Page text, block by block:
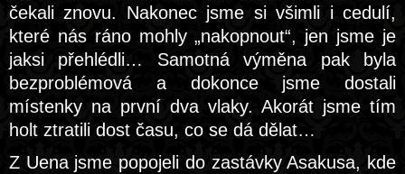
čekali znovu. Nakonec jsme si všimli i cedulí,
které nás ráno mohly „nakopnout“, jen jsme je
jaksi přehlédli… Samotná výměna pak byla
bezproblémová a dokonce jsme dostali
místenky na první dva vlaky. Akorát jsme tím
holt ztratili dost času, co se dá dělat…
Z Uena jsme popojeli do zastávky Asakusa, kde